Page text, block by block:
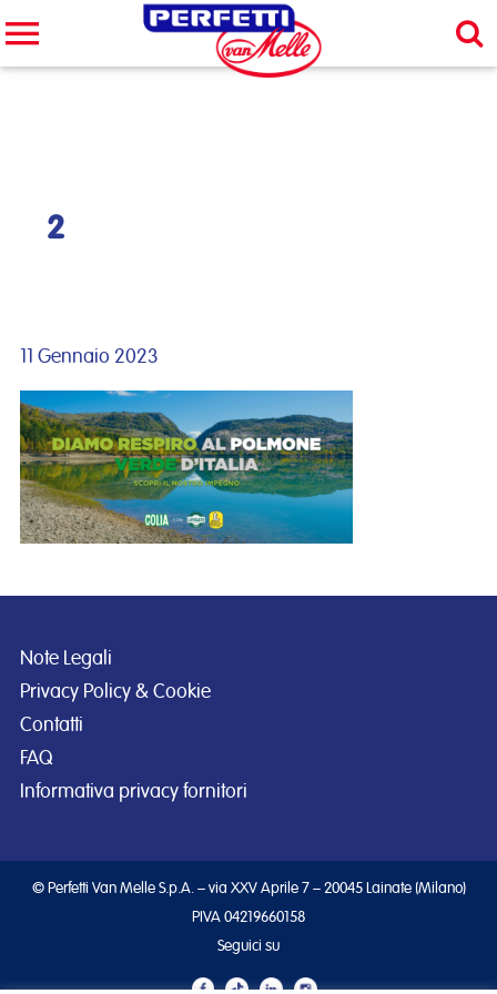
Cerca nel sito
2
11 Gennaio 2023
Note Legali
Privacy Policy & Cookie
Contatti
FAQ
Informativa privacy fornitori
© Perfetti Van Melle S.p.A. – via XXV Aprile 7 – 20045 Lainate (Milano)
PIVA 04219660158
Seguici su